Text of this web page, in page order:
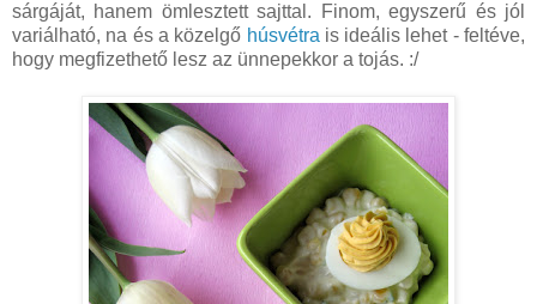
sárgáját, hanem ömlesztett sajttal. Finom, egyszerű és jól
variálható, na és a közelgő húsvétra is ideális lehet - feltéve,
hogy megfizethető lesz az ünnepekkor a tojás. :/